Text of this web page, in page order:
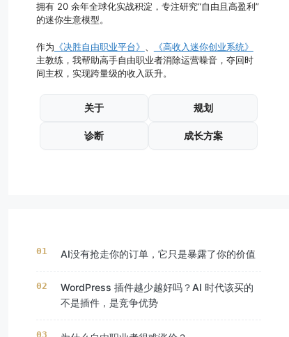
拥有 20 余年全球化实战积淀，专注研究“自由且高盈利”
的迷你生意模型。
作为 《决胜自由职业平台》
《高收入迷你创业系统》
主教练，我帮助高手自由职业者消除运营噪音，夺回时
间主权，实现跨量级的收入跃升。
关于 规划
诊断 成长方案
AI没有抢走你的订单，它只是暴露了你的价值
WordPress 插件越少越好吗？AI 时代该买的
不是插件，是竞争优势